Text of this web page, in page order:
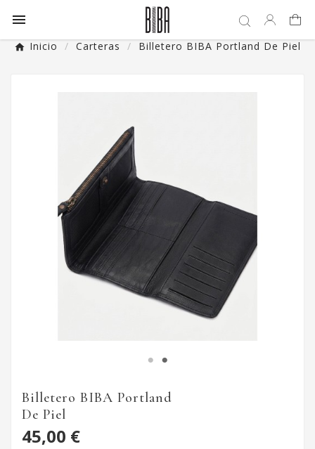

Inicio Carteras Billetero BIBA Portland De Piel
Billetero BIBA Portland
De Piel
45,00 €